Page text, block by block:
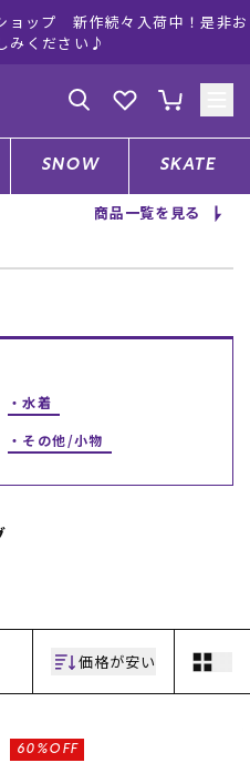
ラインショップ 5,500円(税込)
料！(※一部対象外有り)
会員登録
覧
ご利用ガイド
SNOW SKATE
商品一覧を見る
水着
その他/小物
価格が安い
60%OFF